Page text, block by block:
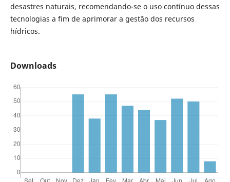
desastres naturais, recomendando-se o uso contínuo dessas
tecnologias a fim de aprimorar a gestão dos recursos
hídricos.
Downloads